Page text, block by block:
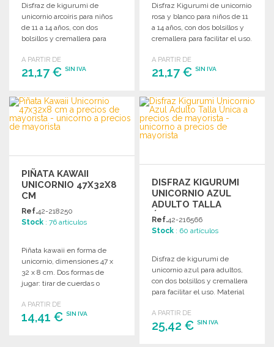
Disfraz de kigurumi de
unicornio arcoíris para niños
de 11 a 14 años, con dos
bolsillos y cremallera para
A PARTIR DE
21,17 € SIN IVA
PEDIR
Solicitar un presupuesto
Disfraz Kigurumi de unicornio
rosa y blanco para niños de 11
a 14 años, con dos bolsillos y
cremallera para facilitar el uso.
A PARTIR DE
21,17 €SIN IVA
PEDIR
Solicitar un presupuesto
PIÑATA KAWAII
UNICORNIO 47X32X8
CM
Ref.42-218250
Stock : 76 artículos
Piñata kawaii en forma de
unicornio, dimensiones 47 x
32 x 8 cm. Dos formas de
jugar: tirar de cuerdas o
A PARTIR DE
14,41 € SIN IVA
DISFRAZ KIGURUMI
UNICORNIO AZUL
ADULTO TALLA
ÚNICA A PRECIOS DE
MAYORISTA
Ref.42-216566
Stock : 60 artículos
Disfraz de kigurumi de
unicornio azul para adultos,
con dos bolsillos y cremallera
para facilitar el uso. Material
A PARTIR DE
25,42 €SIN IVA